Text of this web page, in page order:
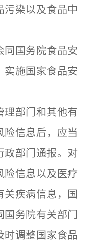
污染以及食品中
国务院食品安
实施国家食品安
部门和其他有
险信息后，应当
政部门通报。对
险信息以及医疗
疾病信息，国
国务院有关部门
时调整国家食品